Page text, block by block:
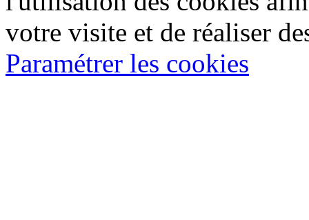
votre visite et de réaliser
Paramétrer les cookies